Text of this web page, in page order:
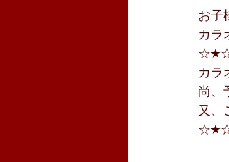
お子
カラ
カラ
尚
又、